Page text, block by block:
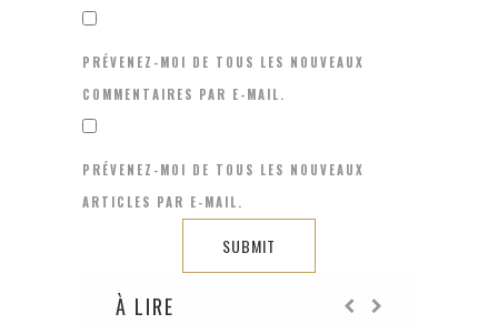
PRÉVENEZ-MOI DE TOUS LES NOUVEAUX
COMMENTAIRES PAR E-MAIL.
PRÉVENEZ-MOI DE TOUS LES NOUVEAUX
ARTICLES PAR E-MAIL.
À LIRE